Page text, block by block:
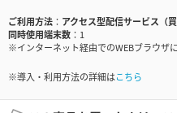
ご利用方法
アクセス型配信サービス（買
同時使用端末数
1
※インターネット経由でのWEBブラウザ
※導入・利用方法の詳細はこちら